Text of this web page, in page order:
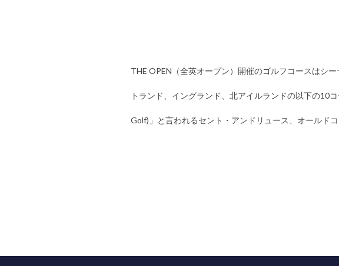
THE OPEN（全英オープン）開催のゴルフコースはシ
トランド、イングランド、北アイルランドの以下の10
Golf)」と言われるセント・アンドリュース、オールド